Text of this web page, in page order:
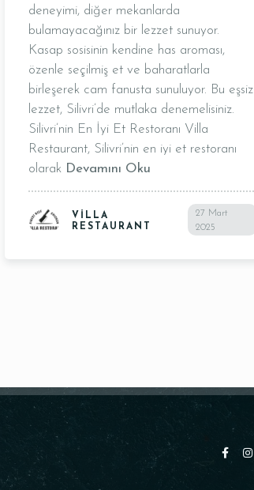
deneyimi, diğer mekanlarda
bulamayacağınız bir lezzet sunuyor.
Kasap sosisinin kendine has aroması,
özenle seçilmiş et ve baharatlarla
birleşerek cam fanusta sunuluyor. Bu eşsiz
lezzet, Silivri’de mutlaka denemelisiniz.
Silivri’nin En İyi Et Restoranı Villa
Restaurant, Silivri’nin en iyi et restoranı
olarak Devamını Oku
VILLA
RESTAURANT
27 Mart
2025